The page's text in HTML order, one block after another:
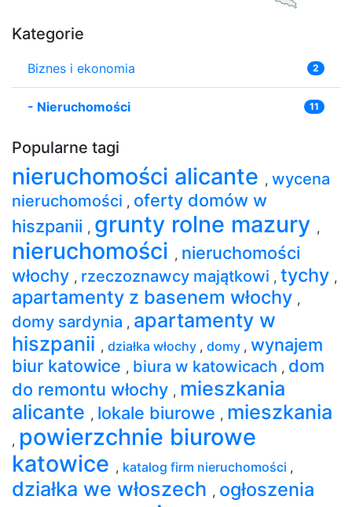
Kategorie
Biznes i ekonomia 2
- Nieruchomości 11
Popularne tagi
nieruchomości alicante , wycena
nieruchomości , oferty domów w
hiszpanii , grunty rolne mazury ,
nieruchomości , nieruchomości
włochy , rzeczoznawcy majątkowi , tychy ,
apartamenty z basenem włochy ,
domy sardynia , apartamenty w
hiszpanii , działka włochy , domy , wynajem
biur katowice , biura w katowicach , dom
do remontu włochy , mieszkania
alicante , lokale biurowe , mieszkania
, powierzchnie biurowe
katowice , katalog firm nieruchomości ,
działka we włoszech , ogłoszenia